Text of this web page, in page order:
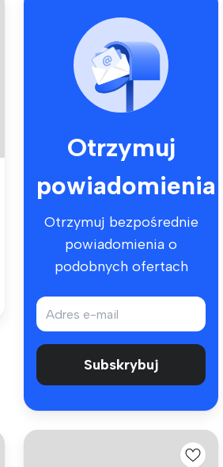
Otrzymuj
powiadomienia
Otrzymuj bezpośrednie
powiadomienia o
podobnych ofertach
Subskrybuj